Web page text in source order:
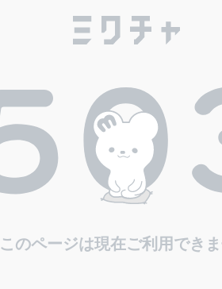
このページは現在ご利用でき